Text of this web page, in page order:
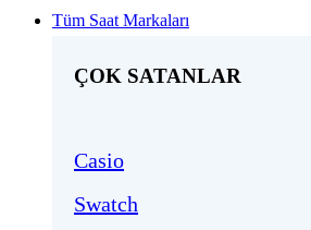
Tüm Saat Markaları
ÇOK SATANLAR
Casio
Swatch